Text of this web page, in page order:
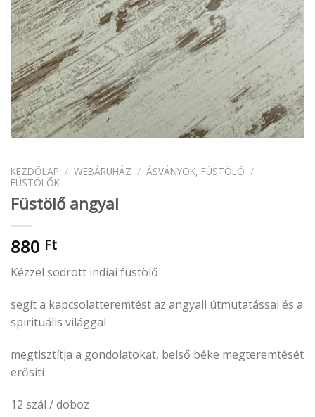
KEZDŐLAP / WEBÁRUHÁZ / ÁSVÁNYOK, FÜSTÖLŐ /
FÜSTÖLŐK
Füstölő angyal
880 Ft
Kézzel sodrott indiai füstölő
segít a kapcsolatteremtést az angyali útmutatással és a
spirituális világgal
megtisztítja a gondolatokat, belső béke megteremtését
erősíti
12 szál / doboz